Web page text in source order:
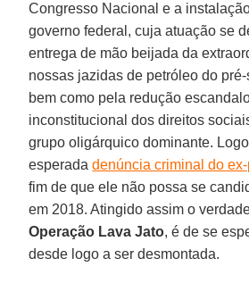
Congresso Nacional e a
governo federal, cuja atuação se
entrega de mão beijada da
nossas jazidas de petróleo do
bem como pela redução
inconstitucional dos direitos
grupo oligárquico dominante.
esperadadenúncia criminal do
fim de que ele não possa se
em 2018. Atingido assim o
Operação Lava Jato, é de se
desde logo a ser desmontada.